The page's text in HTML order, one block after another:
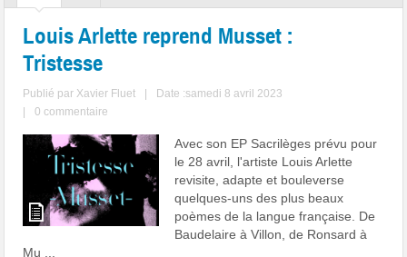
Louis Arlette reprend Musset :
Tristesse
Publié par Xavier Fluet
Date :samedi 8 avril 2023
0 commentaire
Avec son EP Sacrilèges prévu pour
le 28 avril, l'artiste Louis Arlette
revisite, adapte et bouleverse
quelques-uns des plus beaux
poèmes de la langue française. De
Baudelaire à Villon, de Ronsard à
Mu ...